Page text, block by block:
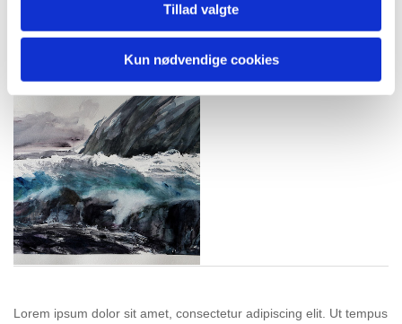
Tillad valgte
Kun nødvendige cookies
Lorem ipsum dolor sit amet, consectetur adipiscing elit. Ut tempus